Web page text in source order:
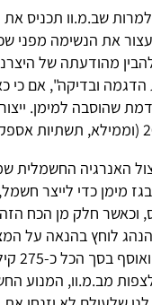
שב.מ.וו תכניס
את הנשימה מפני
שהוסבה למימן.
וכאשר חלק מן הכח
לוחץ בהנאה על
מב.מ.וו, המנוע